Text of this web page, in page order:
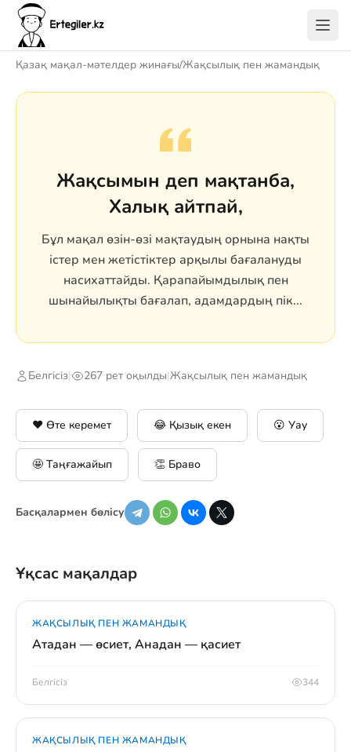
Қазақ мақал-мәтелдер жинағы/Жақсылық пен жамандық
Жақсымын деп мақтанба,
Халық айтпай,
Бұл мақал өзін-өзі мақтаудың орнына нақты
істер мен жетістіктер арқылы бағалануды
насихаттайды. Қарапайымдылық пен
шынайылықты бағалап, адамдардың пік...
Белгісіз| 267 рет оқылды|Жақсылық пен жамандық
❤️ Өте керемет 😂 Қызық екен 😮 Уау
🤩 Таңғажайып 👏 Браво
Басқалармен бөлісу
Ұқсас мақалдар
ЖАҚСЫЛЫҚ ПЕН ЖАМАНДЫҚ
Атадан — өсиет, Анадан — қасиет
Белгісіз 344
ЖАҚСЫЛЫҚ ПЕН ЖАМАНДЫҚ